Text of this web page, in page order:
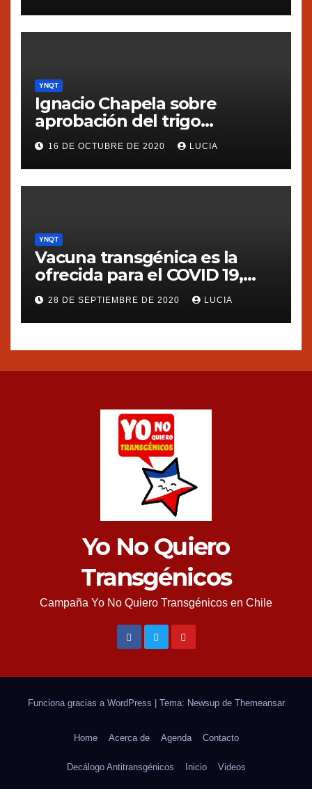
YNQT
Ignacio Chapela sobre
aprobación del trigo
transgénico en Argentina
16 DE OCTUBRE DE 2020 LUCIA
YNQT
Vacuna transgénica es la
ofrecida para el COVID 19,
dice Silvia Ribeiro de ETC
group
28 DE SEPTIEMBRE DE 2020 LUCIA
Yo No Quiero
Transgénicos
Campaña Yo No Quiero Transgénicos en Chile
Funciona gracias a WordPress Tema: Newsup de Themeansar
Home Acerca de Agenda Contacto
Decálogo Antitransgénicos Inicio Videos